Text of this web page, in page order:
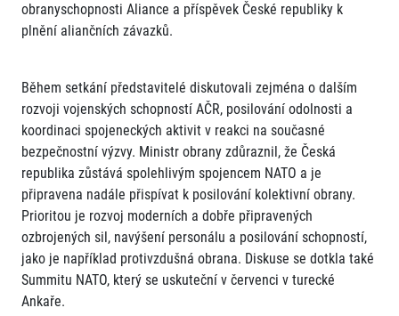
obranyschopnosti Aliance a příspěvek České republiky k
plnění aliančních závazků.
Během setkání představitelé diskutovali zejména o dalším
rozvoji vojenských schopností AČR, posilování odolnosti a
koordinaci spojeneckých aktivit v reakci na současné
bezpečnostní výzvy. Ministr obrany zdůraznil, že Česká
republika zůstává spolehlivým spojencem NATO a je
připravena nadále přispívat k posilování kolektivní obrany.
Prioritou je rozvoj moderních a dobře připravených
ozbrojených sil, navýšení personálu a posilování schopností,
jako je například protivzdušná obrana. Diskuse se dotkla také
Summitu NATO, který se uskuteční v červenci v turecké
Ankaře.